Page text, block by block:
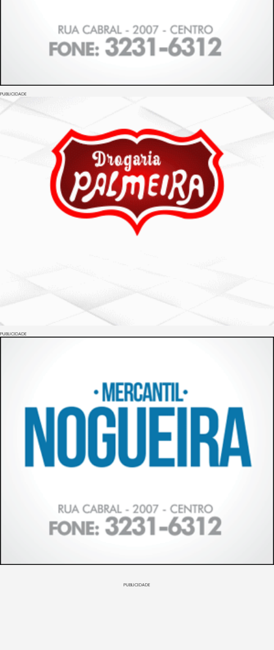
PUBLICIDADE
PUBLICIDADE
PUBLICIDADE